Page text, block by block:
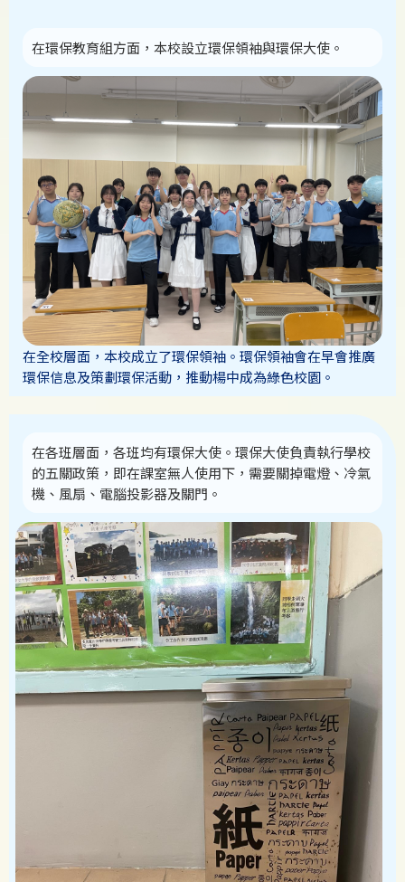
在環保教育組方面，本校設立環保領袖與環保大使。
在全校層面，本校成立了環保領袖。環保領袖會在早會推廣
環保信息及策劃環保活動，推動楊中成為綠色校園。
在各班層面，各班均有環保大使。環保大使負責執行學校
的五關政策，即在課室無人使用下，需要關掉電燈、冷氣
機、風扇、電腦投影器及關門。